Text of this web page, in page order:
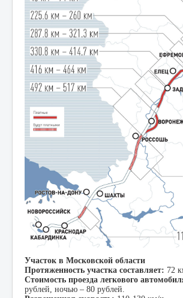
Участок в Московской области
Протяженность участка составляет: 72
Стоимость проезда легкового
рублей, ночью – 80 рублей.